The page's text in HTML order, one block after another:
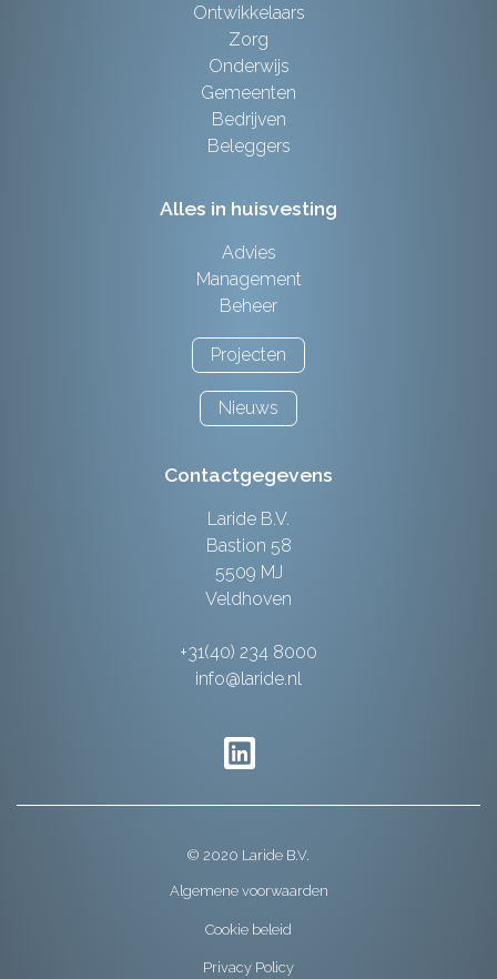
Ontwikkelaars
Zorg
Onderwijs
Gemeenten
Bedrijven
Beleggers
Alles in huisvesting
Advies
Management
Beheer
Projecten
Nieuws
Contactgegevens
Laride B.V.
Bastion 58
5509 MJ
Veldhoven
+31(40) 234 8000
info@laride.nl
© 2020 Laride B.V.
Algemene voorwaarden
Cookie beleid
Privacy Policy